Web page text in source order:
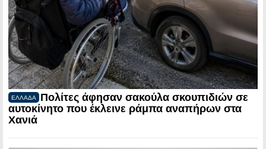
ΕΛΛΑΔΑ
Πολίτες άφησαν σακούλα σκουπιδιών σε
αυτοκίνητο που έκλεινε ράμπα αναπήρων στα
Χανιά